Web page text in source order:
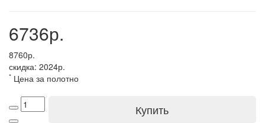
6736р.
8760р.
скидка: 2024р.
* Цена за полотно
Купить